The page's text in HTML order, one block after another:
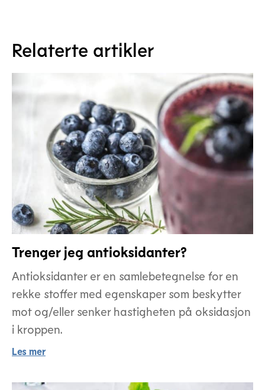
Relaterte artikler
Trenger jeg antioksidanter?
Antioksidanter er en samlebetegnelse for en
rekke stoffer med egenskaper som beskytter
mot og/eller senker hastigheten på oksidasjon
i kroppen.
Les mer